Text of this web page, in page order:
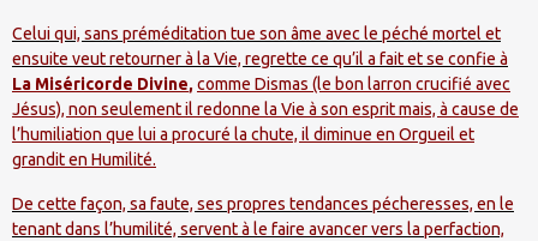
Celui qui, sans préméditation tue son âme avec le péché mortel et
ensuite veut retourner à la Vie, regrette ce qu’il a fait et se confie à
La Miséricorde Divine,comme Dismas (le bon larron crucifié avec
Jésus), non seulement il redonne la Vie à son esprit mais, à cause de
l’humiliation que lui a procuré la chute, il diminue en Orgueil et
grandit en Humilité.
De cette façon, sa faute, ses propres tendances pécheresses, en le
tenant dans l’humilité, servent à le faire avancer vers la perfaction,